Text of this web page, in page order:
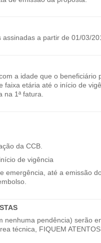
assinadas a partir de 01/03/
a idade que o beneficiário
faixa etária até o início de
na 1ª fatura.
da CCB.
de vigência
emergência, até a emissão
nenhuma pendência) serão
técnica, FIQUEM